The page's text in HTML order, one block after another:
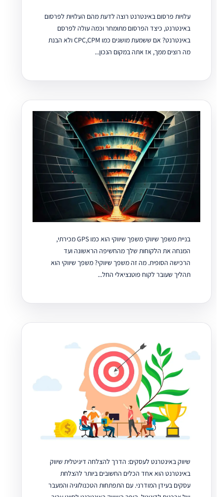
עלויות פרסום באינטרנט רוצה לדעת מהם העלויות לפרסום
באינטרנט, כיצד הפרסום מתומחר וכמה עולה לפרסם
באינטרנט? אם ששמעת מושגים כמו CPC,CPM ולא הבנת
מה רוצים ממך, אז אתה במקום הנכון...
בניית משפך שיווקי משפך שיווקי הוא כמו GPS מכירתי,
המנחה את הלקוחות שלך מהחשיפה הראשונה ועד
הרכישה הסופית. מה זה משפך שיווקי? משפך שיווקי הוא
תהליך שעובר לקוח פוטנציאלי החל...
שיווק באינטרנט לעסקים: הדרך להצלחה דיגיטלית שיווק
באינטרנט הוא אחד הכלים החשובים ביותר להצלחת
עסקים בעידן המודרני. עם התפתחות הטכנולוגיה והמעבר